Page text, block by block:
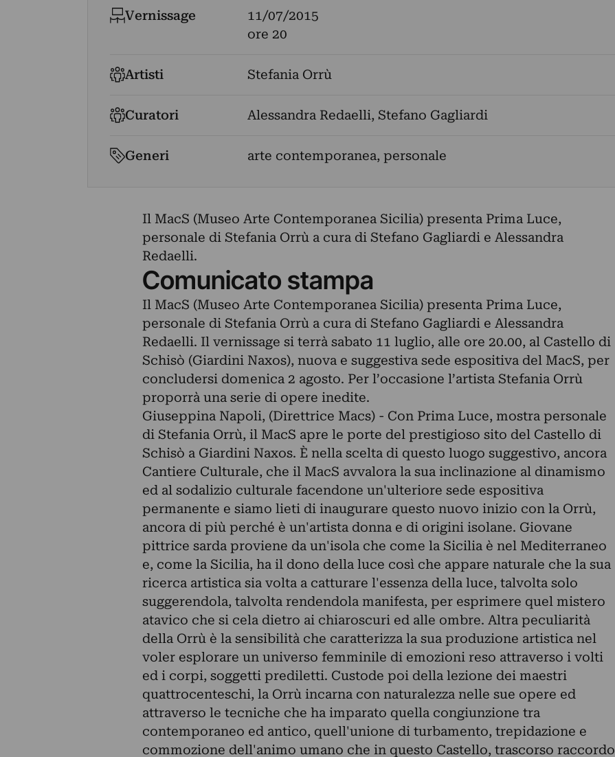
Vernissage
11/07/2015
ore 20
Artisti Stefania Orrù
Curatori Alessandra Redaelli, Stefano Gagliardi
Generi arte contemporanea, personale
Il MacS (Museo Arte Contemporanea Sicilia) presenta Prima Luce,
personale di Stefania Orrù a cura di Stefano Gagliardi e Alessandra
Redaelli.
Comunicato stampa
Il MacS (Museo Arte Contemporanea Sicilia) presenta Prima Luce,
personale di Stefania Orrù a cura di Stefano Gagliardi e Alessandra
Redaelli. Il vernissage si terrà sabato 11 luglio, alle ore 20.00, al Castello di
Schisò (Giardini Naxos), nuova e suggestiva sede espositiva del MacS, per
concludersi domenica 2 agosto. Per l’occasione l’artista Stefania Orrù
proporrà una serie di opere inedite.
Giuseppina Napoli, (Direttrice Macs) - Con Prima Luce, mostra personale
di Stefania Orrù, il MacS apre le porte del prestigioso sito del Castello di
Schisò a Giardini Naxos. È nella scelta di questo luogo suggestivo, ancora
Cantiere Culturale, che il MacS avvalora la sua inclinazione al dinamismo
ed al sodalizio culturale facendone un'ulteriore sede espositiva
permanente e siamo lieti di inaugurare questo nuovo inizio con la Orrù,
ancora di più perché è un'artista donna e di origini isolane. Giovane
pittrice sarda proviene da un'isola che come la Sicilia è nel Mediterraneo
e, come la Sicilia, ha il dono della luce così che appare naturale che la sua
ricerca artistica sia volta a catturare l'essenza della luce, talvolta solo
suggerendola, talvolta rendendola manifesta, per esprimere quel mistero
atavico che si cela dietro ai chiaroscuri ed alle ombre. Altra peculiarità
della Orrù è la sensibilità che caratterizza la sua produzione artistica nel
voler esplorare un universo femminile di emozioni reso attraverso i volti
ed i corpi, soggetti prediletti. Custode poi della lezione dei maestri
quattrocenteschi, la Orrù incarna con naturalezza nelle sue opere ed
attraverso le tecniche che ha imparato quella congiunzione tra
contemporaneo ed antico, quell'unione di turbamento, trepidazione e
commozione dell'animo umano che in questo Castello, trascorso raccordo